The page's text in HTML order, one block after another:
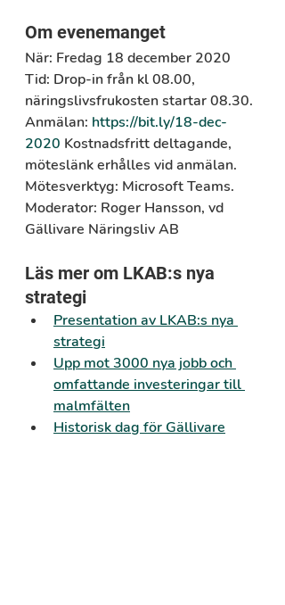
Om evenemanget
När: Fredag 18 december 2020
Tid: Drop-in från kl 08.00,
näringslivsfrukosten startar 08.30.
Anmälan: https://bit.ly/18-dec-
2020 Kostnadsfritt deltagande,
möteslänk erhålles vid anmälan.
Mötesverktyg: Microsoft Teams.
Moderator: Roger Hansson, vd
Gällivare Näringsliv AB
Läs mer om LKAB:s nya
strategi
Presentation av LKAB:s nya
strategi
Upp mot 3000 nya jobb och
omfattande investeringar till
malmfälten
Historisk dag för Gällivare